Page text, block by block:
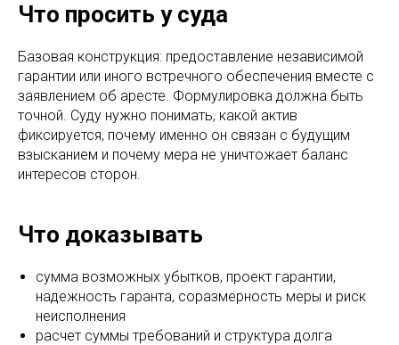
Что просить у суда
Базовая конструкция: предоставление независимой
гарантии или иного встречного обеспечения вместе с
заявлением об аресте. Формулировка должна быть
точной. Суду нужно понимать, какой актив
фиксируется, почему именно он связан с будущим
взысканием и почему мера не уничтожает баланс
интересов сторон.
Что доказывать
сумма возможных убытков, проект гарантии,
надежность гаранта, соразмерность меры и риск
неисполнения
расчет суммы требований и структура долга